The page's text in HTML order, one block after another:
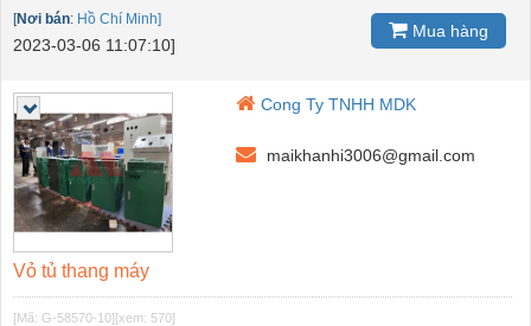
[Nơi bán: Hồ Chí Minh]
2023-03-06 11:07:10]
Mua hàng
Cong Ty TNHH MDK
maikhanhi3006@gmail.com
Vỏ tủ thang máy
[Mã: G-58570-10][xem: 570]